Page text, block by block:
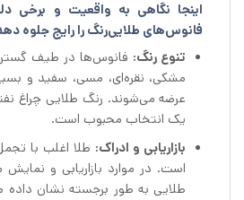
اینجا نگاهی به واقعیت و برخی
فانوس‌های طلایی‌رنگ را رایج جلوه
تنوع رنگ: فانوس‌ها در طیف
مشکی، نقره‌ای، مسی، سفید و
یک انتخاب محبوب است.
بازاریابی و ادراک: طلا اغلب با
است. در موارد بازاریابی و
طلایی به طور برجسته نشان داده